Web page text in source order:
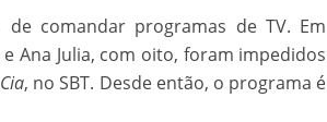
comandar programas de TV. Em
Ana Julia, com oito, foram impedidos
, no SBT. Desde então, o programa é